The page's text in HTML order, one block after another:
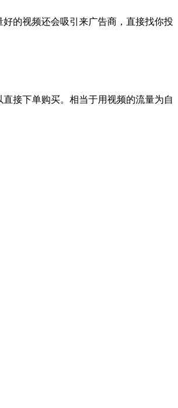
的视频还会吸引来广告商，直接找你投
接下单购买。相当于用视频的流量为自